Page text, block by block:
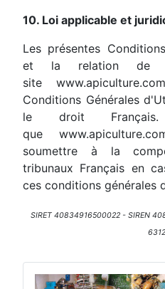
10. Loi applicable et
Les présentes
et la relation de
site
Conditions Générales
le droit Français.
que
soumettre à la
tribunaux Français en
ces conditions générales
SIRET 40834916500022 - SIREN